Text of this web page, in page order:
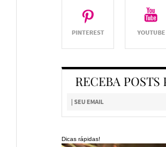
RECEBA
Dicas rápidas!